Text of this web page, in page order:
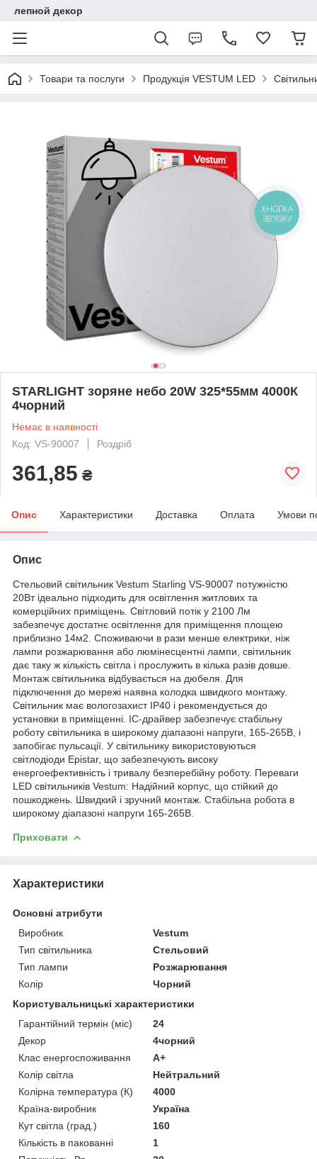
лепной декор
Товари та послуги Продукція VESTUM LED
STARLIGHT зоряне небо 20W 325*55мм 4000К
4чорний
Немає в наявності
Код: VS-90007
Роздріб
361,85 ₴
Опис Характеристики Доставка Оплата Умови
Опис
Стельовий світильник Vestum Starling VS-90007 потужністю
20Вт ідеально підходить для освітлення житлових та
комерційних приміщень. Світловий потік у 2100 Лм
забезпечує достатнє освітлення для приміщення площею
приблизно 14м2. Споживаючи в рази менше електрики, ніж
лампи розжарювання або люмінесцентні лампи, світильник
дає таку ж кількість світла і прослужить в кілька разів довше.
Монтаж світильника відбувається на дюбеля. Для
підключення до мережі наявна колодка швидкого монтажу.
Світильник має вологозахист IP40 і рекомендується до
установки в приміщенні. IC-драйвер забезпечує стабільну
роботу світильника в широкому діапазоні напруги, 165-265В, і
запобігає пульсації. У світильнику використовуються
світлодіоди Epistar, що забезпечують високу
енергоефективність і тривалу безперебійну роботу. Переваги
LED світильників Vestum: Надійний корпус, що стійкий до
пошкоджень. Швидкий і зручний монтаж. Стабільна робота в
широкому діапазоні напруги 165-265В.
Приховати
Характеристики
Основні атрибути
Виробник
Vestum
Тип світильника
Стельовий
Тип лампи
Розжарювання
Колір
Чорний
Користувальницькі характеристики
Гарантійний термін (міс)
24
Декор
4чорний
Клас енергоспоживання
A+
Колір світла
Нейтральний
Колірна температура (К)
4000
Країна-виробник
Україна
Кут світла (град.)
160
Кількість в пакованні
1
КНОПКА
ЗВ'ЯЗКУ